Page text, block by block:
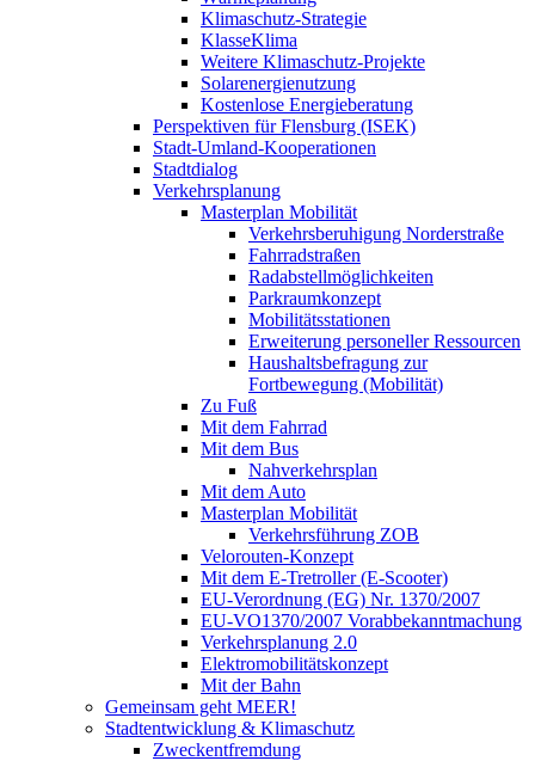
Klimaschutz-Strategie
KlasseKlima
Weitere Klimaschutz-Projekte
Solarenergienutzung
Kostenlose Energieberatung
Perspektiven für Flensburg (ISEK)
Stadt-Umland-Kooperationen
Stadtdialog
Verkehrsplanung
Masterplan Mobilität
Verkehrsberuhigung Norderstraße
Fahrradstraßen
Radabstellmöglichkeiten
Parkraumkonzept
Mobilitätsstationen
Erweiterung personeller Ressourcen
Haushaltsbefragung zur
Fortbewegung (Mobilität)
Zu Fuß
Mit dem Fahrrad
Mit dem Bus
Nahverkehrsplan
Mit dem Auto
Masterplan Mobilität
Verkehrsführung ZOB
Velorouten-Konzept
Mit dem E-Tretroller (E-Scooter)
EU-Verordnung (EG) Nr. 1370/2007
EU-VO1370/2007 Vorabbekanntmachung
Verkehrsplanung 2.0
Elektromobilitätskonzept
Mit der Bahn
Gemeinsam geht MEER!
Stadtentwicklung & Klimaschutz
Zweckentfremdung